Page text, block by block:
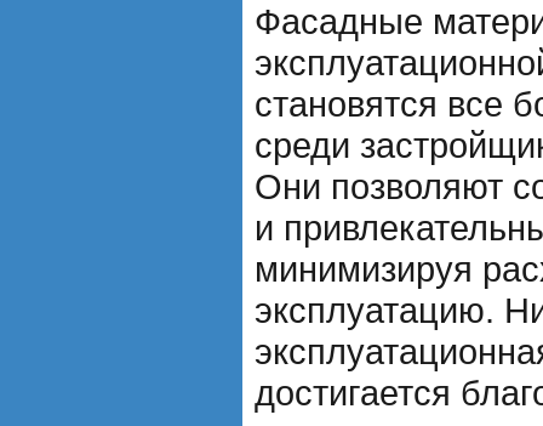
Фасадные
становятся все
среди
Они позволяют
и
минимизируя
эксплуатацию.
достигается